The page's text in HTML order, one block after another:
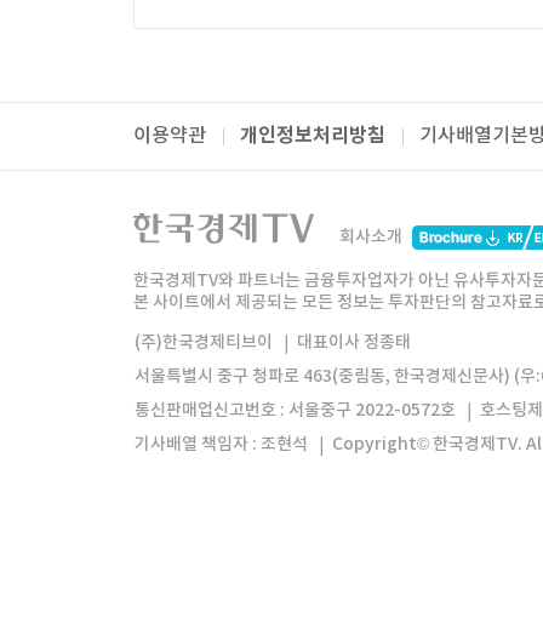
이용약관 개인정보처리방침 기사배열기본
패밀리사이트
한국경제TV
한경미디어그룹 한국경제신문 한국경제
모바일앱 한국경제TV앱
회사소개
한국경제TV와 파트너는 금융투자업자가 아닌 유사투자
본 사이트에서 제공되는 모든 정보는 투자판단의 참고자
(주)한국경제티브이
대표이사 정종태
서울특별시 중구 청파로 463(중림동, 한국경제신문사) (
통신판매업신고번호 : 서울중구 2022-0572호
호스팅
기사배열 책임자 : 조현석
Copyright© 한국경제TV.